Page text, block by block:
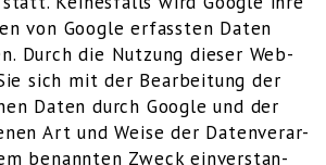
von Goog­le erfass­ten Daten
Durch die Nut­zung die­ser Web­
sich mit der Bear­bei­tung der
Daten durch Goog­le und der
Art und Wei­se der Daten­ver­ar­
benann­ten Zweck ein­ver­stan­